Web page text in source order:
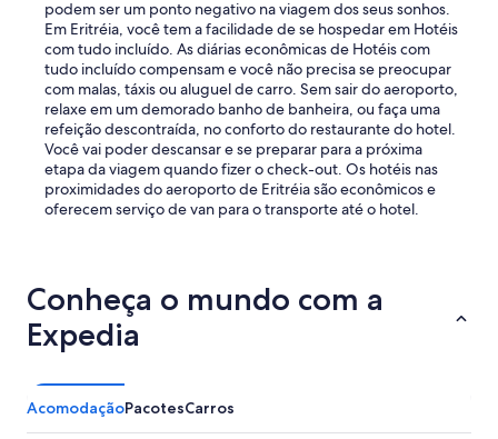
podem ser um ponto negativo na viagem dos seus sonhos.
Em Eritréia, você tem a facilidade de se hospedar em Hotéis
com tudo incluído. As diárias econômicas de Hotéis com
tudo incluído compensam e você não precisa se preocupar
com malas, táxis ou aluguel de carro. Sem sair do aeroporto,
relaxe em um demorado banho de banheira, ou faça uma
refeição descontraída, no conforto do restaurante do hotel.
Você vai poder descansar e se preparar para a próxima
etapa da viagem quando fizer o check-out. Os hotéis nas
proximidades do aeroporto de Eritréia são econômicos e
oferecem serviço de van para o transporte até o hotel.
Conheça o mundo com a
Expedia
AcomodaçãoPacotesCarros